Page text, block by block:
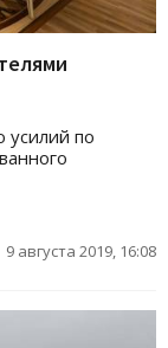
усилий по
9 августа 2019, 16:08